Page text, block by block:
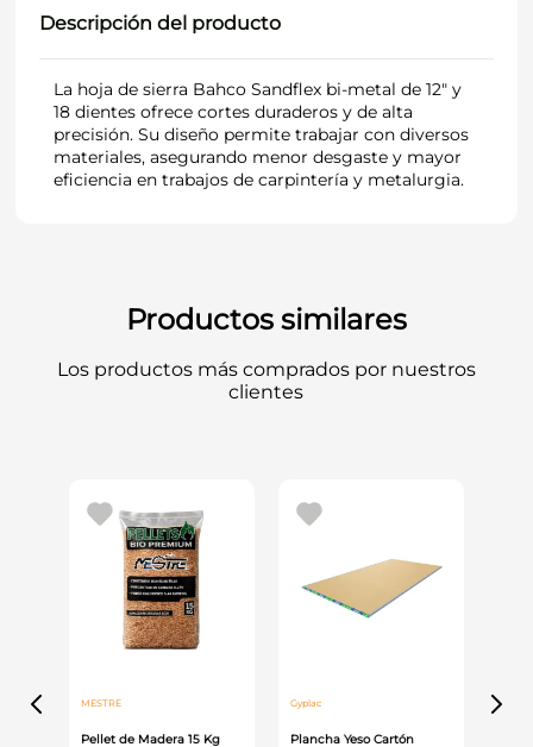
Descripción del producto
La hoja de sierra Bahco Sandflex bi-metal de 12" y
18 dientes ofrece cortes duraderos y de alta
precisión. Su diseño permite trabajar con diversos
materiales, asegurando menor desgaste y mayor
eficiencia en trabajos de carpintería y metalurgia.
Productos similares
Los productos más comprados por nuestros
clientes
MESTRE
Pellet de Madera 15 Kg
Gyplac
Plancha Yeso Cartón